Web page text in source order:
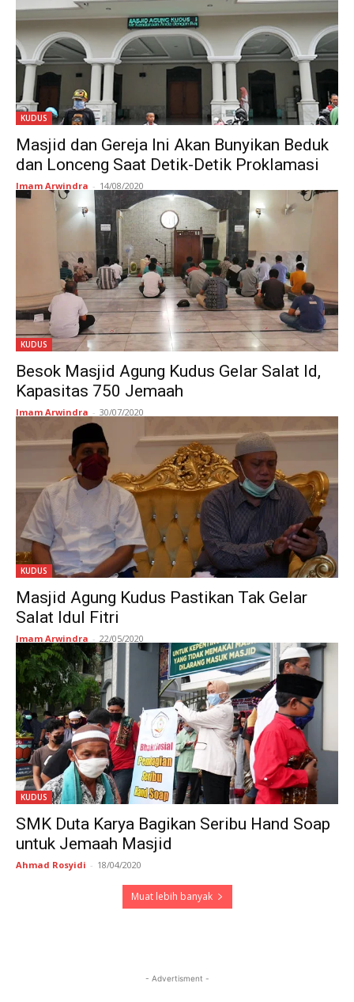
KUDUS
Masjid dan Gereja Ini Akan Bunyikan Beduk
dan Lonceng Saat Detik-Detik Proklamasi
Imam Arwindra - 14/08/2020
KUDUS
Besok Masjid Agung Kudus Gelar Salat Id,
Kapasitas 750 Jemaah
Imam Arwindra - 30/07/2020
KUDUS
Masjid Agung Kudus Pastikan Tak Gelar
Salat Idul Fitri
Imam Arwindra - 22/05/2020
KUDUS
SMK Duta Karya Bagikan Seribu Hand Soap
untuk Jemaah Masjid
Ahmad Rosyidi - 18/04/2020
Muat lebih banyak
- Advertisment -